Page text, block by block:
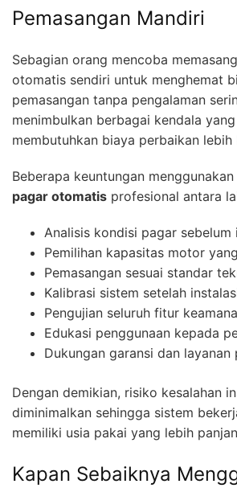
Pemasangan Mandiri
Sebagian orang mencoba
otomatis sendiri untuk menghemat
pemasangan tanpa pengalaman
menimbulkan berbagai kendala
membutuhkan biaya perbaikan lebih
Beberapa keuntungan menggunakan
pagar otomatis profesional antara
Analisis kondisi pagar sebelum
Pemilihan kapasitas motor
Pemasangan sesuai standar
Kalibrasi sistem setelah
Pengujian seluruh fitur
Edukasi penggunaan kepada
Dukungan garansi dan layanan
Dengan demikian, risiko kesalahan
diminimalkan sehingga sistem
memiliki usia pakai yang lebih
Kapan Sebaiknya